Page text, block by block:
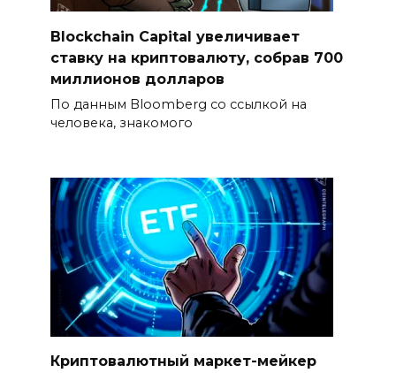
Blockchain Capital увеличивает
ставку на криптовалюту, собрав 700
миллионов долларов
По данным Bloomberg со ссылкой на
человека, знакомого
Криптовалютный маркет-мейкер